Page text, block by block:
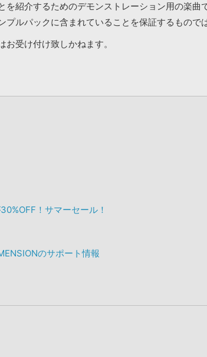
紹介するためのデモンストレーション用の楽
ルパックに含まれていることを保証するもので
受け付け致しかねます。
！サマーセール！
のサポート情報